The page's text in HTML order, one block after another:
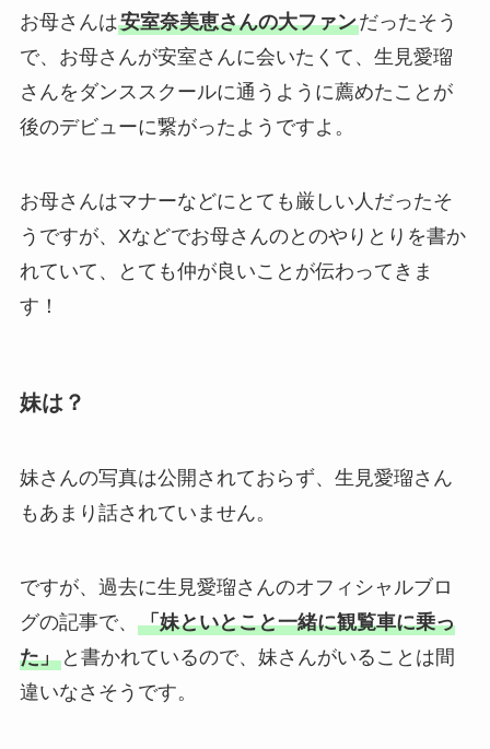
お母さんは安室奈美恵さんの大ファンだったそう
で、お母さんが安室さんに会いたくて、生見愛瑠
さんをダンススクールに通うように薦めたことが
後のデビューに繋がったようですよ。
お母さんはマナーなどにとても厳しい人だったそ
うですが、Xなどでお母さんのとのやりとりを書か
れていて、とても仲が良いことが伝わってきま
す！
妹は？
妹さんの写真は公開されておらず、生見愛瑠さん
もあまり話されていません。
ですが、過去に生見愛瑠さんのオフィシャルブロ
グの記事で、 「妹といとこと一緒に観覧車に乗っ
た」と書かれているので、妹さんがいることは間
違いなさそうです。